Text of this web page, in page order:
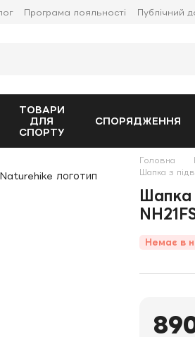
Програма лояльності Публічний
ТОВАРИ
ДЛЯ
СПОРТУ
СПОРЯДЖЕННЯ
Головна
Шапка з
Немає в